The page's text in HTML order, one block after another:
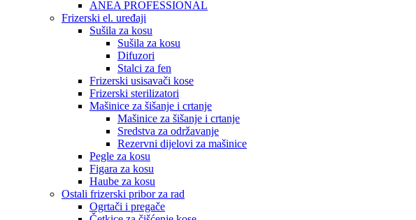
ANEA PROFESSIONAL
Frizerski el. uređaji
Sušila za kosu
Sušila za kosu
Difuzori
Stalci za fen
Frizerski usisavači kose
Frizerski sterilizatori
Mašinice za šišanje i crtanje
Mašinice za šišanje i crtanje
Sredstva za održavanje
Rezervni dijelovi za mašinice
Pegle za kosu
Figara za kosu
Haube za kosu
Ostali frizerski pribor za rad
Ogrtači i pregače